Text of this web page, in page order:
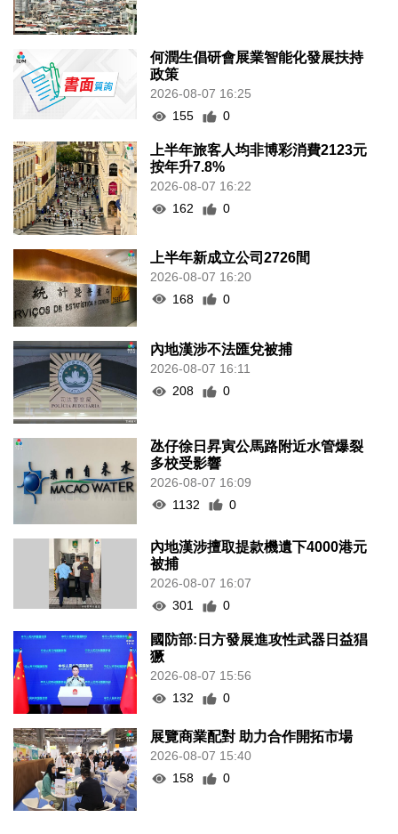
何潤生倡研會展業智能化發展扶持
政策
2026-08-07 16:25
155
0
上半年旅客人均非博彩消費2123元
按年升7.8%
2026-08-07 16:22
162
0
上半年新成立公司2726間
2026-08-07 16:20
168
0
內地漢涉不法匯兌被捕
2026-08-07 16:11
208
0
氹仔徐日昇寅公馬路附近水管爆裂
多校受影響
2026-08-07 16:09
1132
0
內地漢涉擅取提款機遺下4000港元
被捕
2026-08-07 16:07
301
0
國防部:日方發展進攻性武器日益猖
獗
2026-08-07 15:56
132
0
展覽商業配對 助力合作開拓市場
2026-08-07 15:40
158
0